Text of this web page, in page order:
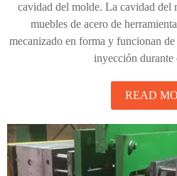
cavidad del molde. La cavidad del
muebles de acero de
mecanizado en forma y funcionan
inyección durante
READ